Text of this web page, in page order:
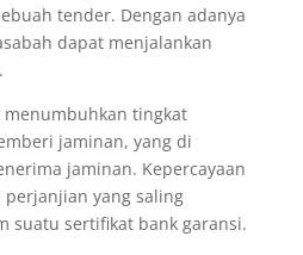
tender. Dengan adanya
dapat menjalankan
menumbuhkan tingkat
jaminan, yang di
jaminan. Kepercayaan
yang saling
suatu sertifikat bank garansi.